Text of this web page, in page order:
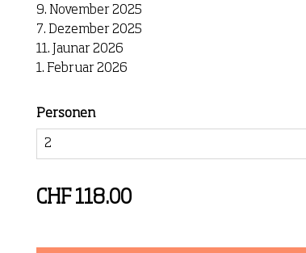
9. November 2025
7. Dezember 2025
11. Jaunar 2026
1. Februar 2026
Personen
CHF 118.00